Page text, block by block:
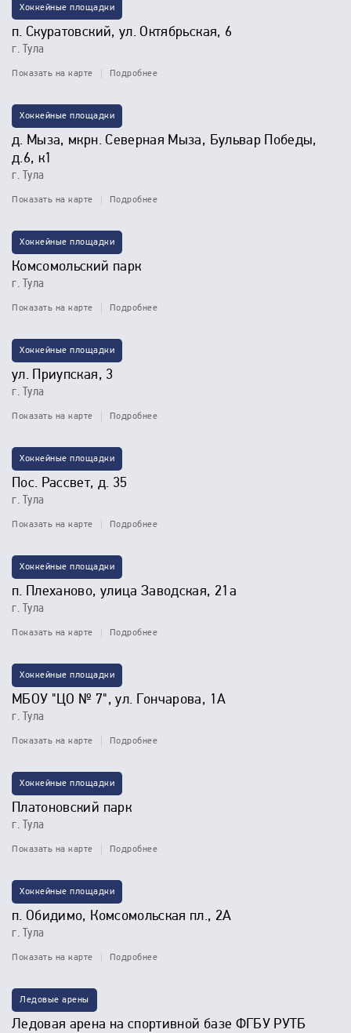
Хоккейные площадки
п. Скуратовский, ул. Октябрьская, 6
г. Тула
Показать на карте Подробнее
Хоккейные площадки
д. Мыза, мкрн. Северная Мыза, Бульвар Победы,
д.6, к1
г. Тула
Показать на карте Подробнее
Хоккейные площадки
Комсомольский парк
г. Тула
Показать на карте Подробнее
Хоккейные площадки
ул. Приупская, 3
г. Тула
Показать на карте Подробнее
Хоккейные площадки
Пос. Рассвет, д. 35
г. Тула
Показать на карте Подробнее
Хоккейные площадки
п. Плеханово, улица Заводская, 21а
г. Тула
Показать на карте Подробнее
Хоккейные площадки
МБОУ "ЦО № 7", ул. Гончарова, 1А
г. Тула
Показать на карте Подробнее
Хоккейные площадки
Платоновский парк
г. Тула
Показать на карте Подробнее
Хоккейные площадки
п. Обидимо, Комсомольская пл., 2А
г. Тула
Показать на карте Подробнее
Ледовые арены
Ледовая арена на спортивной базе ФГБУ РУТБ